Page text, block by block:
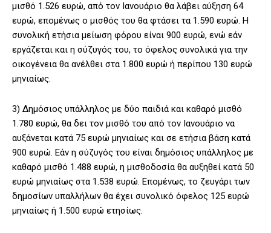
μισθό 1.526 ευρώ, από τον Ιανουάριο θα λάβει αύξηση 64
ευρώ, επομένως ο μισθός του θα φτάσει τα 1.590 ευρώ. Η
συνολική ετήσια μείωση φόρου είναι 900 ευρώ, ενώ εάν
εργάζεται και η σύζυγός του, το όφελος συνολικά για την
οικογένεια θα ανέλθει στα 1.800 ευρώ ή περίπου 130 ευρώ
μηνιαίως.
3) Δημόσιος υπάλληλος με δύο παιδιά και καθαρό μισθό
1.780 ευρώ, θα δει τον μισθό του από τον Ιανουάριο να
αυξάνεται κατά 75 ευρώ μηνιαίως και σε ετήσια βάση κατά
900 ευρώ. Εάν η σύζυγός του είναι δημόσιος υπάλληλος με
καθαρό μισθό 1.488 ευρώ, η μισθοδοσία θα αυξηθεί κατά 50
ευρώ μηνιαίως στα 1.538 ευρώ. Επομένως, το ζευγάρι των
δημοσίων υπαλλήλων θα έχει συνολικό όφελος 125 ευρώ
μηνιαίως ή 1.500 ευρώ ετησίως.